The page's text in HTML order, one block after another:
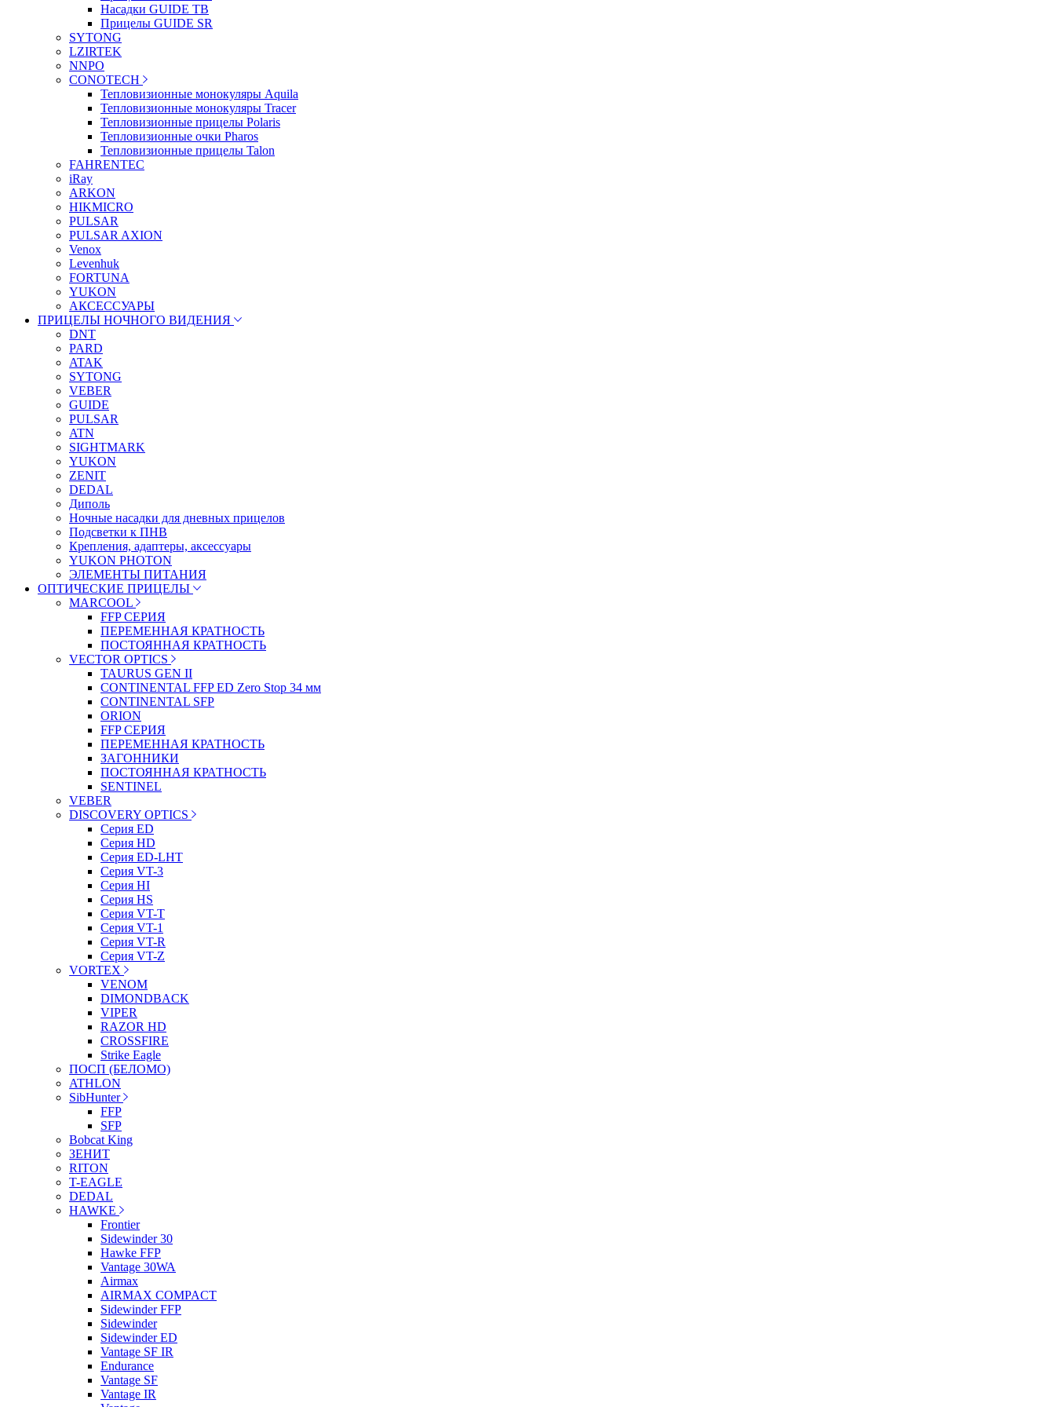
Насадки GUIDE TB
Прицелы GUIDE SR
SYTONG
LZIRTEK
NNPO
CONOTECH
Тепловизионные монокуляры Aquila
Тепловизионные монокуляры Tracer
Тепловизионные прицелы Polaris
Тепловизионные очки Pharos
Тепловизионные прицелы Talon
FAHRENTEC
iRay
ARKON
HIKMICRO
PULSAR
PULSAR AXION
Venox
Levenhuk
FORTUNA
YUKON
АКСЕССУАРЫ
ПРИЦЕЛЫ НОЧНОГО ВИДЕНИЯ
DNT
PARD
ATAK
SYTONG
VEBER
GUIDE
PULSAR
ATN
SIGHTMARK
YUKON
ZENIT
DEDAL
Диполь
Ночные насадки для дневных прицелов
Подсветки к ПНВ
Крепления, адаптеры, аксессуары
YUKON PHOTON
ЭЛЕМЕНТЫ ПИТАНИЯ
ОПТИЧЕСКИЕ ПРИЦЕЛЫ
MARCOOL
FFP СЕРИЯ
ПЕРЕМЕННАЯ КРАТНОСТЬ
ПОСТОЯННАЯ КРАТНОСТЬ
VECTOR OPTICS
TAURUS GEN II
CONTINENTAL FFP ED Zero Stop 34 мм
CONTINENTAL SFP
ORION
FFP СЕРИЯ
ПЕРЕМЕННАЯ КРАТНОСТЬ
ЗАГОННИКИ
ПОСТОЯННАЯ КРАТНОСТЬ
SENTINEL
VEBER
DISCOVERY OPTICS
Серия ED
Серия HD
Серия ED-LHT
Серия VT-3
Серия HI
Серия HS
Серия VT-T
Серия VT-1
Серия VT-R
Серия VT-Z
VORTEX
VENOM
DIMONDBACK
VIPER
RAZOR HD
CROSSFIRE
Strike Eagle
ПОСП (БЕЛОМО)
ATHLON
SibHunter
FFP
SFP
Bobcat King
ЗЕНИТ
RITON
T-EAGLE
DEDAL
HAWKE
Frontier
Sidewinder 30
Hawke FFP
Vantage 30WA
Airmax
AIRMAX COMPACT
Sidewinder FFP
Sidewinder
Sidewinder ED
Vantage SF IR
Endurance
Vantage SF
Vantage IR